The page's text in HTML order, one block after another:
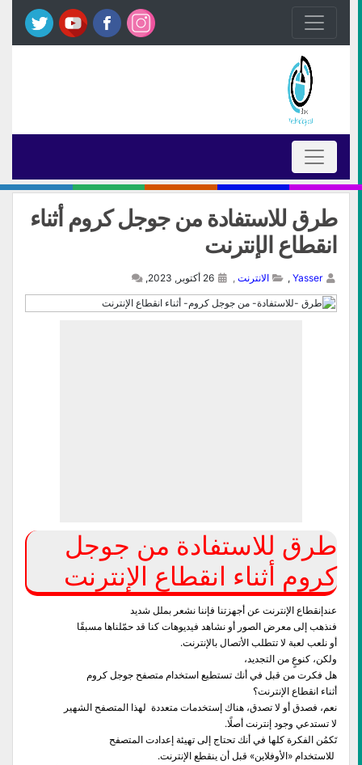
طرق للاستفادة من جوجل كروم أثناء
انقطاع الإنترنت
Yasser
, الانترنت ,
طرق للاستفادة من جوجل
كروم أثناء انقطاع الإنترنت
عندإنقطاع الإنترنت عن أجهزتنا فإننا نشعر بملل شديد
فنذهب إلى معرض الصور أو نشاهد فيديوهات كنا قد حمّلناها مسبقًا
أو نلعب لعبة لا تتطلب الأتصال بالإنترنت.
ولكن، كنوعٍ من التجديد،
هل فكرت من قبل في أنك تستطيع استخدام متصفح جوجل كروم
أثناء انقطاع الإنترنت؟
نعم، فصدق أو لا تصدق، هناك إستخدمات متعددة لهذا المتصفح الشهير
لا تستدعي وجود إنترنت أصلًا.
تَكمُن الفكرة كلها في أنك تحتاج إلى تهيئة إعدادت المتصفح
للاستخدام «الأوفلاين» قبل أن ينقطع الإنترنت.